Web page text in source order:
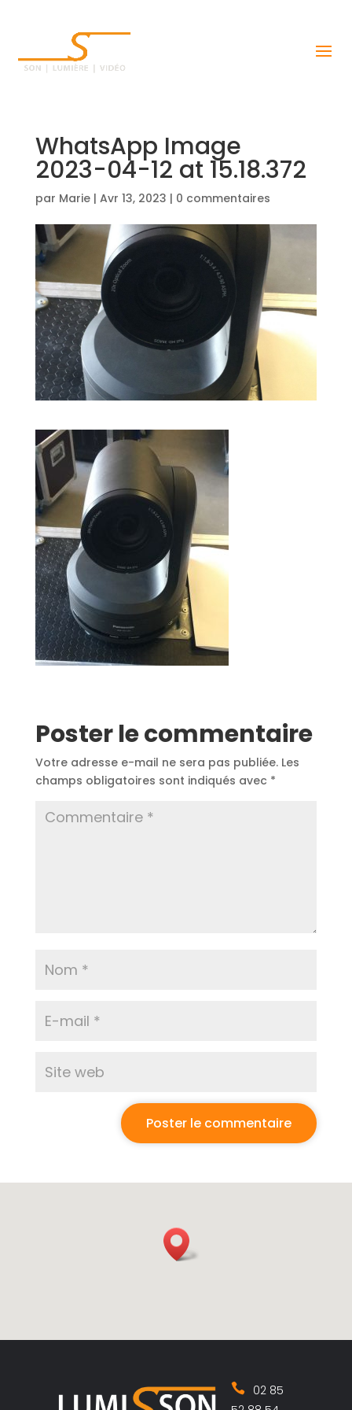
WhatsApp Image
2023-04-12 at 15.18.372
par Marie| Avr 13, 2023 | 0 commentaires
Poster le commentaire
Votre adresse e-mail ne sera pas publiée. Les
champs obligatoires sont indiqués avec *
02 85